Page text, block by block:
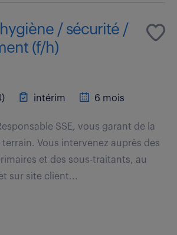
/ sécurité /
(f/h)
intérim 6 mois
SSE, vous garant de la
Vous intervenez auprès des
et des sous-traitants, au
sur site client...